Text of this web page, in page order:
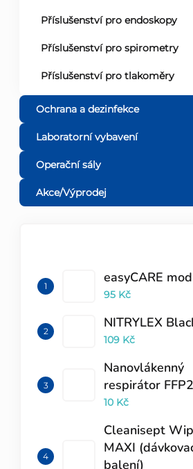
l
Příslušenství pro endoskopy
Příslušenství pro spirometry
Příslušenství pro tlakoměry
Ochrana a dezinfekce
Laboratorní vybavení
Operační sály
Akce/Výprodej
easyCARE
95 Kč
NITRYLEX
109 Kč
Nanovlákenný
respirátor
10 Kč
Cleanisept
MAXI
balení)